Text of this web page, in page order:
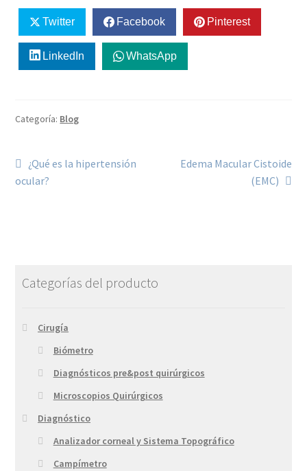
Twitter Facebook Pinterest
LinkedIn WhatsApp
Categoría: Blog
¿Qué es la hipertensión
ocular?
Edema Macular Cistoide
(EMC)
Categorías del producto
Cirugía
Biómetro
Diagnósticos pre&post quirúrgicos
Microscopios Quirúrgicos
Diagnóstico
Analizador corneal y Sistema Topográfico
Campímetro